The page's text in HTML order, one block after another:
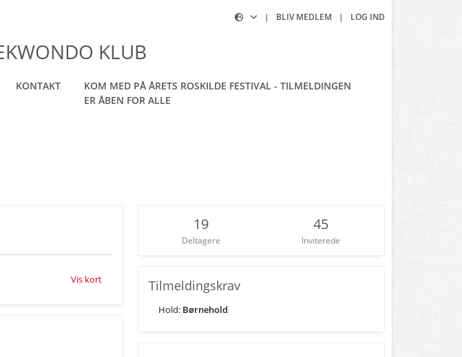
| BLIV MEDLEM | LOG IND
KLUB
KONTAKT
KOM MED PÅ ÅRETS ROSKILDE FESTIVAL - TILMELDINGEN
ER ÅBEN FOR ALLE
Vis kort
19
Deltagere
45
Inviterede
Tilmeldingskrav
Hold: Børnehold